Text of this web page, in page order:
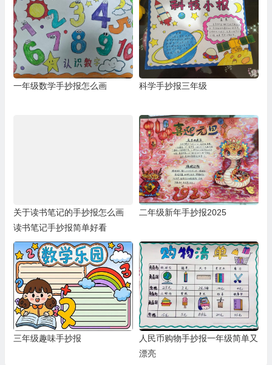
一年级数学手抄报怎么画 科学手抄报三年级
关于读书笔记的手抄报怎么画
读书笔记手抄报简单好看
二年级新年手抄报2025
三年级趣味手抄报
人民币购物手抄报一年级简单又
漂亮